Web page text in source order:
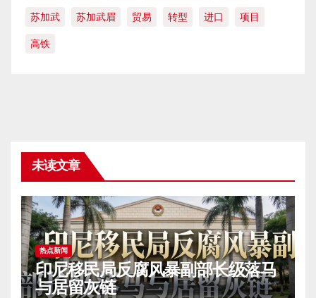
苏加武 苏加武眉 贸易 转型 进口 项目
高铁
未读文章
热点新闻
印尼移民局反腐风暴副部长级落马
与居留灰链